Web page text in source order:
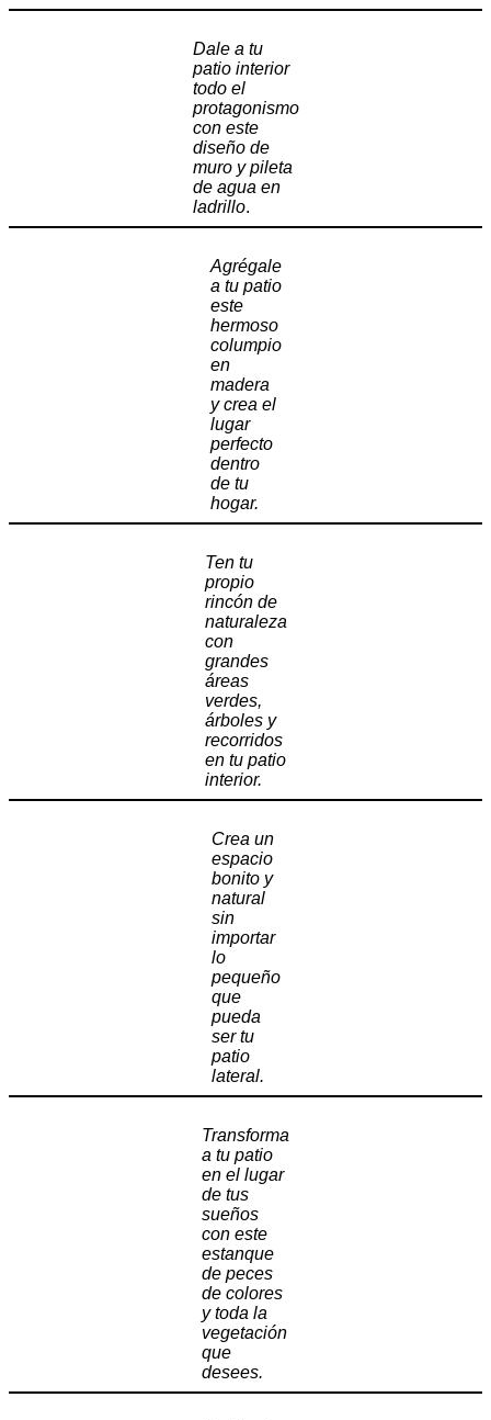
Dale a tu
patio interior
todo el
protagonismo
con este
diseño de
muro y pileta
de agua en
ladrillo.
Agrégale
a tu patio
este
hermoso
columpio
en
madera
y crea el
lugar
perfecto
dentro
de tu
hogar.
Ten tu
propio
rincón de
naturaleza
con
grandes
áreas
verdes,
árboles y
recorridos
en tu patio
interior.
Crea un
espacio
bonito y
natural
sin
importar
lo
pequeño
que
pueda
ser tu
patio
lateral.
Transforma
a tu patio
en el lugar
de tus
sueños
con este
estanque
de peces
de colores
y toda la
vegetación
que
desees.